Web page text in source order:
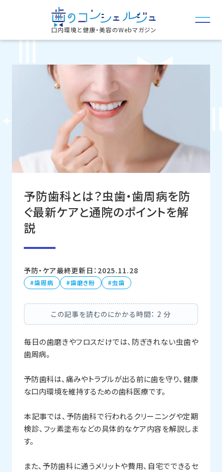
口内環境と健康・美容のWebマガジン
予防歯科とは？虫歯・歯周病を防
ぐ最新ケアと通院のポイントを解
説
予防・ケア最終更新日：2025.11.28
歯周病 歯磨き粉 虫歯
この記事を読むのにかかる時間： 2 分
毎日の歯磨きやフロスだけでは、防ぎきれない虫歯や
歯周病。
予防歯科は、痛みやトラブルが出る前に歯を守り、健康
な口内環境を維持するための歯科医療です。
本記事では、予防歯科で行われるクリーニングや定期
検診、フッ素塗布などの具体的なケア内容を解説しま
す。
また、予防歯科に通うメリットや費用、自宅でできるセ